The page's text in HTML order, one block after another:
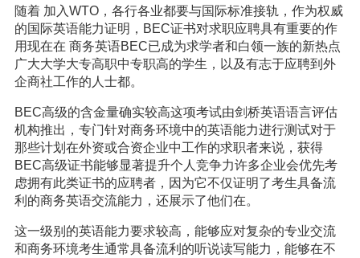
随着 加入WTO，各行各业都要与国际标准接轨，作为权威
的国际英语能力证明，BEC证书对求职应聘具有重要的作
用现在在 商务英语BEC已成为求学者和白领一族的新热点
广大大学大专高职中专职高的学生，以及有志于应聘到外
企商社工作的人士都。
BEC高级的含金量确实较高这项考试由剑桥英语语言评估
机构推出，专门针对商务环境中的英语能力进行测试对于
那些计划在外资或合资企业中工作的求职者来说，获得
BEC高级证书能够显著提升个人竞争力许多企业会优先考
虑拥有此类证书的应聘者，因为它不仅证明了考生具备流
利的商务英语交流能力，还展示了他们在。
这一级别的英语能力要求较高，能够应对复杂的专业交流
和商务环境考生通常具备流利的听说读写能力，能够在不